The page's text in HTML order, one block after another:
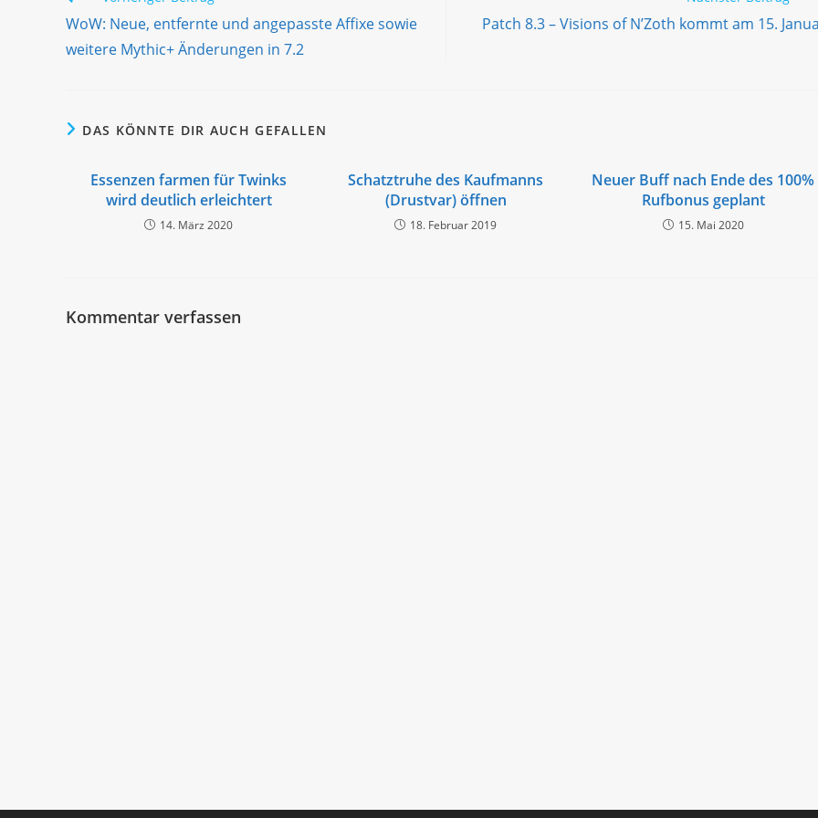
ansehen
WoW: Neue, entfernte und angepasste Affixe sowie
weitere Mythic+ Änderungen in 7.2
Patch 8.3 – Visions of N’Zoth kommt am 15.
DAS KÖNNTE DIR AUCH GEFALLEN
Essenzen farmen für Twinks
wird deutlich erleichtert
14. März 2020
Schatztruhe des Kaufmanns
(Drustvar) öffnen
18. Februar 2019
Neuer Buff nach Ende des 100%
Rufbonus geplant
15. Mai 2020
Kommentar verfassen